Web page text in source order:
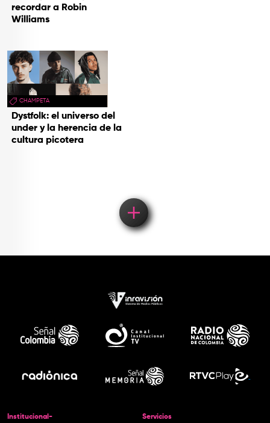
recordar a Robin
Williams
CHAMPETA
Dystfolk: el universo del
under y la herencia de la
cultura picotera
Institucional-
Servicios